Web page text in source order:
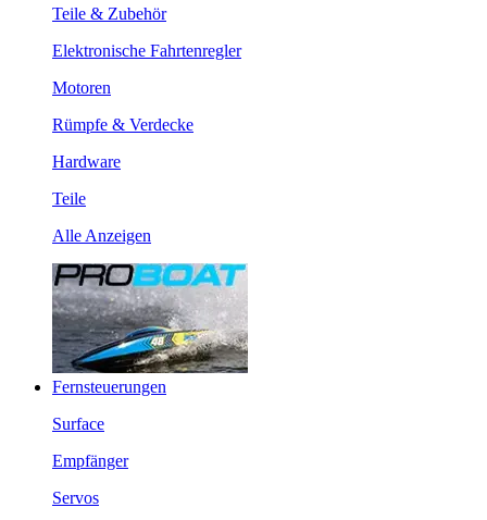
Teile & Zubehör
Elektronische Fahrtenregler
Motoren
Rümpfe & Verdecke
Hardware
Teile
Alle Anzeigen
Fernsteuerungen
Surface
Empfänger
Servos